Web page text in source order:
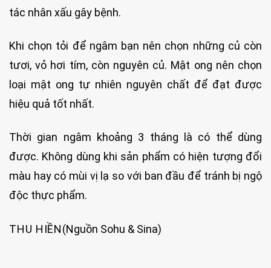
tác nhân xấu gây bệnh.
Khi chọn tỏi để ngâm bạn nên chọn những củ còn
tươi, vỏ hơi tím, còn nguyên củ. Mật ong nên chọn
loại mật ong tự nhiên nguyên chất để đạt được
hiệu quả tốt nhất.
Thời gian ngâm khoảng 3 tháng là có thể dùng
được. Không dùng khi sản phẩm có hiện tượng đổi
màu hay có mùi vị lạ so với ban đầu để tránh bị ngộ
độc thực phẩm.
THU HIỀN(Nguồn Sohu & Sina)